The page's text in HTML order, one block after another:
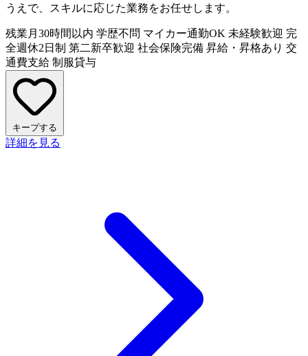
うえで、スキルに応じた業務をお任せします。
残業月30時間以内 学歴不問 マイカー通勤OK 未経験歓迎 完
全週休2日制 第二新卒歓迎 社会保険完備 昇給・昇格あり 交
通費支給 制服貸与
キープする
詳細を見る